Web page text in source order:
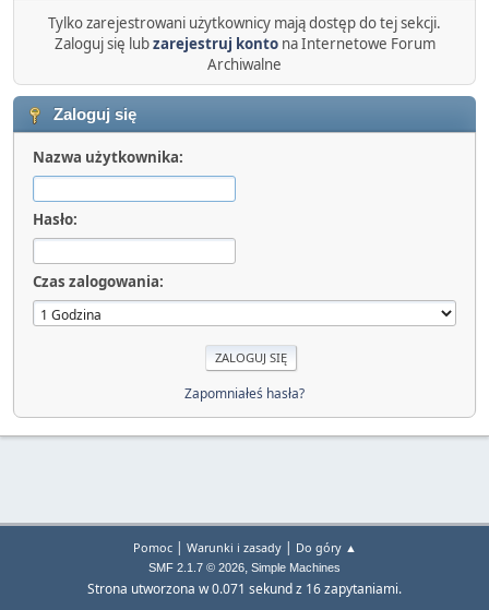
Tylko zarejestrowani użytkownicy mają dostęp do tej sekcji.
Zaloguj się lubzarejestruj kontona Internetowe Forum
Archiwalne
Zaloguj się
Nazwa użytkownika:
Hasło:
Czas zalogowania:
Zapomniałeś hasła?
Pomoc| Warunki i zasady| Do góry ▲
SMF 2.1.7 © 2026, Simple Machines
Strona utworzona w 0.071 sekund z 16 zapytaniami.